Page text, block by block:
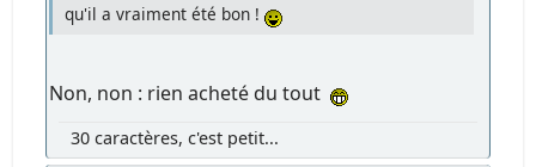
qu'il a vraiment été bon !
Non, non : rien acheté du tout
30 caractères, c'est petit...